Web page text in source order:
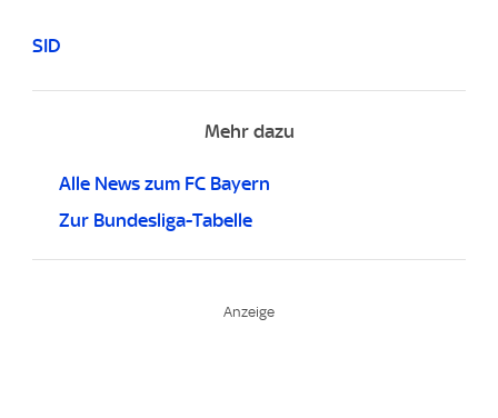
SID
Mehr dazu
Alle News zum FC Bayern
Zur Bundesliga-Tabelle